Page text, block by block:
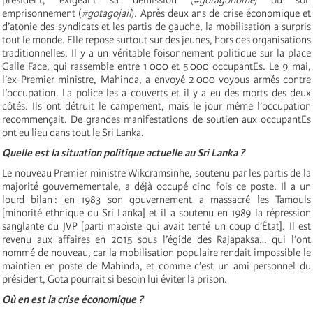
emprisonnement (#gotagojail). Après deux ans de crise économique et
d’atonie des syndicats et les partis de gauche, la mobilisation a surpris
tout le monde. Elle repose surtout sur des jeunes, hors des organisations
traditionnelles. Il y a un véritable foisonnement politique sur la place
Galle Face, qui rassemble entre 1 000 et 5 000 occupantEs. Le 9 mai,
l’ex-Premier ministre, Mahinda, a envoyé 2 000 voyous armés contre
l’occupation. La police les a couverts et il y a eu des morts des deux
côtés. Ils ont détruit le campement, mais le jour même l’occupation
recommençait. De grandes manifestations de soutien aux occupantEs
ont eu lieu dans tout le Sri Lanka.
Quelle est la situation politique actuelle au Sri Lanka ?
Le nouveau Premier ministre Wikcramsinhe, soutenu par les partis de la
majorité gouvernementale, a déjà occupé cinq fois ce poste. Il a un
lourd bilan : en 1983 son gouvernement a massacré les Tamouls
[minorité ethnique du Sri Lanka] et il a soutenu en 1989 la répression
sanglante du JVP [parti maoïste qui avait tenté un coup d’État]. Il est
revenu aux affaires en 2015 sous l’égide des Rajapaksa… qui l’ont
nommé de nouveau, car la mobilisation populaire rendait impossible le
maintien en poste de Mahinda, et comme c’est un ami personnel du
président, Gota pourrait si besoin lui éviter la prison.
Où en est la crise économique ?